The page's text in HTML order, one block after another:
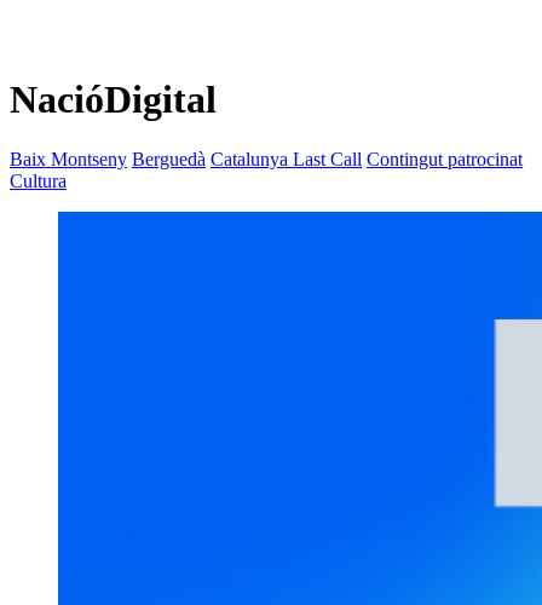
NacióDigital
Baix Montseny Berguedà Catalunya Last Call Contingut patrocinat
Cultura